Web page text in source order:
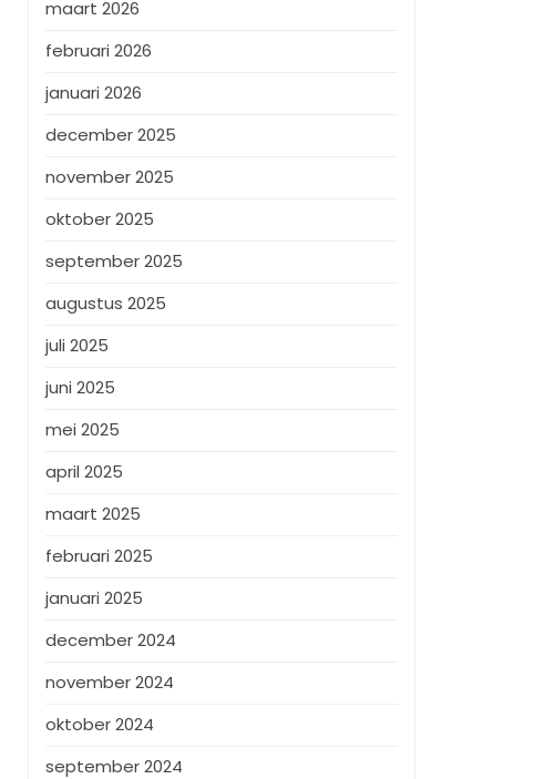
maart 2026
februari 2026
januari 2026
december 2025
november 2025
oktober 2025
september 2025
augustus 2025
juli 2025
juni 2025
mei 2025
april 2025
maart 2025
februari 2025
januari 2025
december 2024
november 2024
oktober 2024
september 2024